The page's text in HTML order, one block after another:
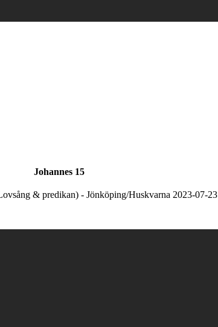
Johannes 15
& predikan) - Jönköping/Huskvarna 2023-07-23